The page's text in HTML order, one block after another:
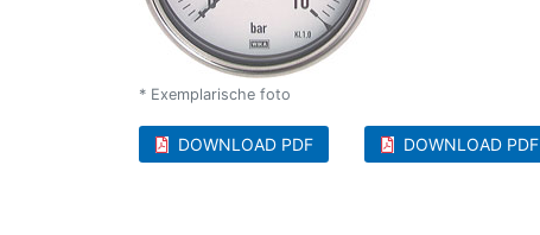
* Exemplarische foto
DOWNLOAD PDF DOWNLOAD PDF